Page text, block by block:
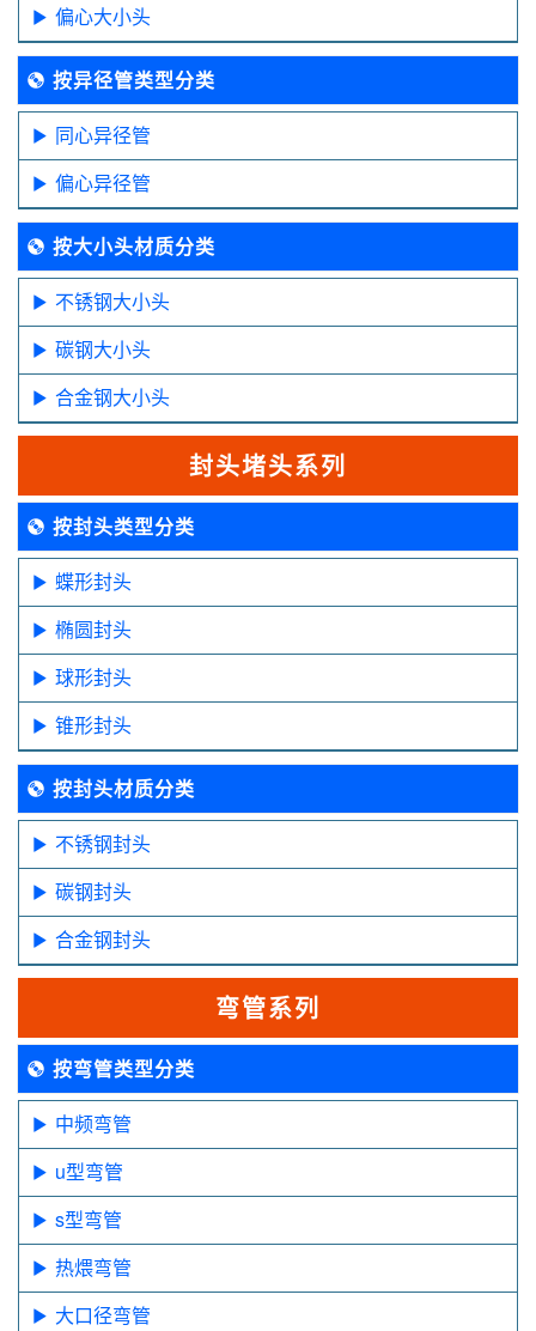
偏心大小头
按异径管类型分类
同心异径管
偏心异径管
按大小头材质分类
不锈钢大小头
碳钢大小头
合金钢大小头
封头堵头系列
按封头类型分类
蝶形封头
椭圆封头
球形封头
锥形封头
按封头材质分类
不锈钢封头
碳钢封头
合金钢封头
弯管系列
按弯管类型分类
中频弯管
u型弯管
s型弯管
热煨弯管
大口径弯管